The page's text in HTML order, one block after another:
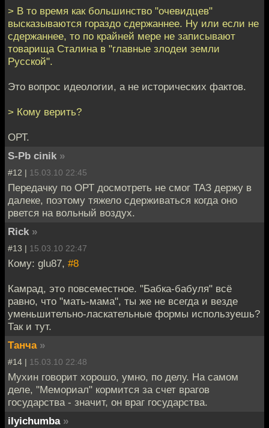
> В то время как большинство "очевидцев"
высказываются гораздо сдержаннее. Ну или если не
сдержаннее, то по крайней мере не записывают
товарища Сталина в "главные злодеи земли
Русской".
Это вопрос идеологии, а не исторических фактов.
> Кому верить?
ОРТ.
S-Pb cinik »
#12 | 15.03.10 22:45
Передачку по ОРТ досмотреть не смог ТАЗ держу в
далеке, поэтому тяжело сдерживаться когда оно
рвется на вольный воздух.
Riсk »
#13 | 15.03.10 22:47
Кому: glu87, #8
Камрад, это повсеместное. "Бабка-бабуля" всё
равно, что "мать-мама", ты же не всегда и везде
уменьшительно-ласкательные формы используешь?
Так и тут.
Танча »
#14 | 15.03.10 22:48
Мухин говорит хорошо, умно, по делу. На самом
деле, "Мемориал" кормится за счет врагов
государства - значит, он враг государства.
ilyichumba »